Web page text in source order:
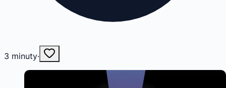
3 minuty·